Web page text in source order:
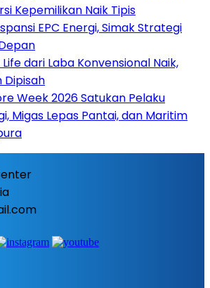
Kepemilikan Naik Tipis
EPC Energi, Simak Strategi
Life dari Laba Konvensional Naik,
Dipisah
Week 2026 Satukan Pelaku
Migas Lepas Pantai, dan Maritim